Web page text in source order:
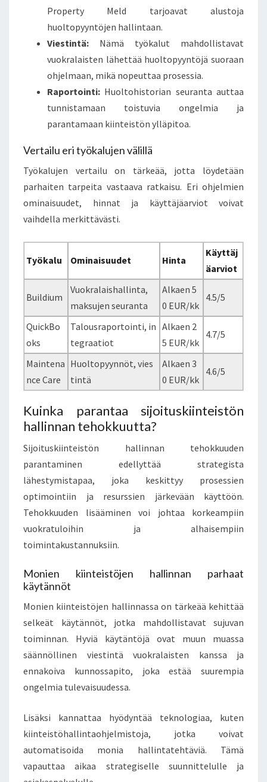
Property Meld tarjoavat alustoja
huoltopyyntöjen hallintaan.
Viestintä: Nämä työkalut mahdollistavat
vuokralaisten lähettää huoltopyyntöjä suoraan
ohjelmaan, mikä nopeuttaa prosessia.
Raportointi: Huoltohistorian seuranta auttaa
tunnistamaan toistuvia ongelmia ja
parantamaan kiinteistön ylläpitoa.
Vertailu eri työkalujen välillä
Työkalujen vertailu on tärkeää, jotta löydetään
parhaiten tarpeita vastaava ratkaisu. Eri ohjelmien
ominaisuudet, hinnat ja käyttäjäarviot voivat
vaihdella merkittävästi.
Työkalu Ominaisuudet Hinta
Käyttäj
äarviot
Buildium
Vuokralaishallinta,
maksujen seuranta
Alkaen 5
0 EUR/kk
4.5/5
QuickBo
oks
Talousraportointi, in
tegraatiot
Alkaen 2
5 EUR/kk
4.7/5
Maintena
nce Care
Huoltopyynnöt, vies
tintä
Alkaen 3
0 EUR/kk
4.6/5
Kuinka parantaa sijoituskiinteistön
hallinnan tehokkuutta?
Sijoituskiinteistön hallinnan tehokkuuden
parantaminen edellyttää strategista
lähestymistapaa, joka keskittyy prosessien
optimointiin ja resurssien järkevään käyttöön.
Tehokkuuden lisääminen voi johtaa korkeampiin
vuokratuloihin ja alhaisempiin
toimintakustannuksiin.
Monien kiinteistöjen hallinnan parhaat
käytännöt
Monien kiinteistöjen hallinnassa on tärkeää kehittää
selkeät käytännöt, jotka mahdollistavat sujuvan
toiminnan. Hyviä käytäntöjä ovat muun muassa
säännöllinen viestintä vuokralaisten kanssa ja
ennakoiva kunnossapito, joka estää suurempia
ongelmia tulevaisuudessa.
Lisäksi kannattaa hyödyntää teknologiaa, kuten
kiinteistöhallintaohjelmistoja, jotka voivat
automatisoida monia hallintatehtäviä. Tämä
vapauttaa aikaa strategiselle suunnittelulle ja